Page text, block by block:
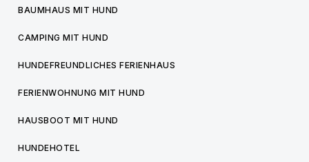
BAUMHAUS MIT HUND
CAMPING MIT HUND
HUNDEFREUNDLICHES FERIENHAUS
FERIENWOHNUNG MIT HUND
HAUSBOOT MIT HUND
HUNDEHOTEL